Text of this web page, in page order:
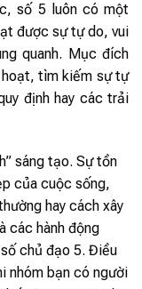
số 5 luôn có một
được sự tự do, vui
quanh. Mục đích
hoạt, tìm kiếm sự tự
định hay các trải
sáng tạo. Sự tồn
của cuộc sống,
hay cách xây
các hành động
chủ đạo 5. Điều
nhóm bạn có người